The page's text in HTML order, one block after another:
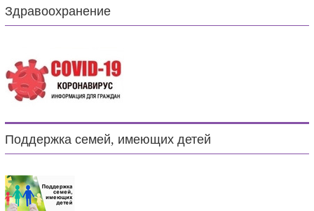
Здравоохранение
Поддержка семей, имеющих детей